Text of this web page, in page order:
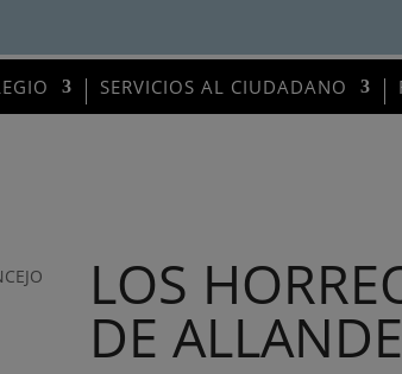
SERVICIOS AL CIUDADANO
LOS
DE